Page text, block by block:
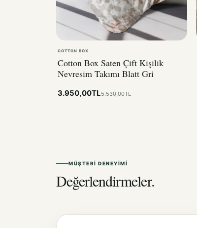
COTTON BOX
Cotton Box Saten Çift Kişilik
Nevresim Takımı Blatt Gri
3.950,00TL5.530,00TL
MÜŞTERI DENEYIMI
Değerlendirmeler.